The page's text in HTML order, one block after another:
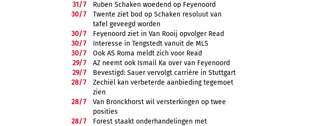
31/7
Ruben Schaken woedend op Feyenoord
30/7
Twente ziet bod op Schaken resoluut van
tafel geveegd worden
30/7
Feyenoord ziet in Van Rooij opvolger Read
30/7
Interesse in Tengstedt vanuit de MLS
30/7
Ook AS Roma meldt zich voor Read
29/7
AZ neemt ook Ismail Ka over van Feyenoord
29/7
Bevestigd: Sauer vervolgt carrière in Stuttgart
28/7
Zechiël kan verbeterde aanbieding tegemoet
zien
28/7
Van Bronckhorst wil versterkingen op twee
posities
28/7
Forest staakt onderhandelingen met